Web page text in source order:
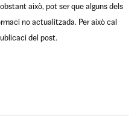
això, pot ser que alguns dels
no actualitzada. Per això cal
del post.